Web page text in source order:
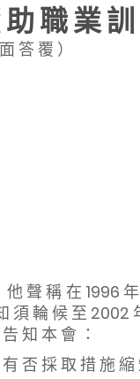
職 業
答 覆 ）
聲 稱 在 1996
須 輪 候 至 2002
知 本 會 ：
否 採 取 措 施